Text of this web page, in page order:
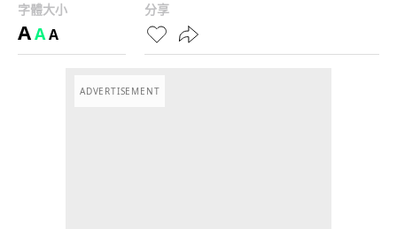
字體大小
AAA
分享
ADVERTISEMENT